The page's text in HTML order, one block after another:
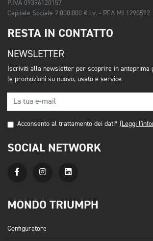
P.IVA 09396120157
Capitale Sociale 2.000.000 € i.v. - REA MI 1290592
RESTA IN CONTATTO
NEWSLETTER
Iscriviti alla newsletter per scoprire in anteprima
le promozioni su nuovo, usato e service.
Acconsento al trattamento dei dati* (Leggi
SOCIAL NETWORK
MONDO TRIUMPH
Configuratore